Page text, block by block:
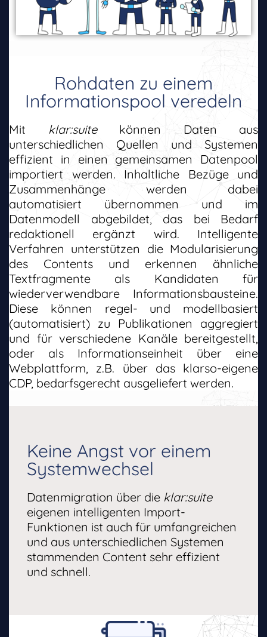
Rohdaten zu einem
Informationspool veredeln
Mit klar:suitekönnen Daten aus
unterschiedlichen Quellen und Systemen
effizient in einen gemeinsamen Datenpool
importiert werden. Inhaltliche Bezüge und
Zusammenhänge werden dabei
automatisiert übernommen und im
Datenmodell abgebildet, das bei Bedarf
redaktionell ergänzt wird. Intelligente
Verfahren unterstützen die Modularisierung
des Contents und erkennen ähnliche
Textfragmente als Kandidaten für
wiederverwendbare Informationsbausteine.
Diese können regel- und modellbasiert
(automatisiert) zu Publikationen aggregiert
und für verschiedene Kanäle bereitgestellt,
oder als Informationseinheit über eine
Webplattform, z.B. über das klarso-eigene
CDP, bedarfsgerecht ausgeliefert werden.
Keine Angst vor einem
Systemwechsel
Datenmigration über die klar:suite
eigenen intelligenten Import-
Funktionen ist auch für umfangreichen
und aus unterschiedlichen Systemen
stammenden Content sehr effizient
und schnell.